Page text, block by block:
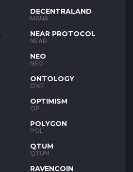
DECENTRALAND
MANA
NEAR PROTOCOL
NEAR
NEO
NEO
ONTOLOGY
ONT
OPTIMISM
OP
POLYGON
POL
QTUM
QTUM
RAVENCOIN